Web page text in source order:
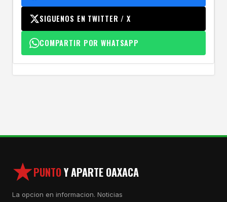
SIGUENOS EN TWITTER / X
COMPARTIR POR WHATSAPP
PUNTOY APARTE OAXACA
La opcion en informacion. Noticias